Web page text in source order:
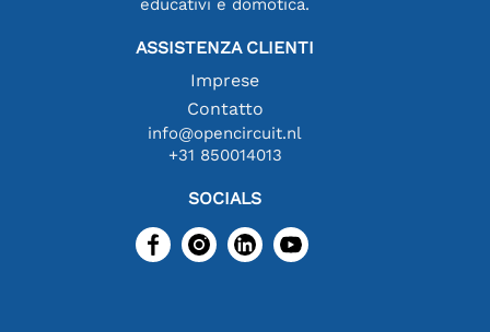
ASSISTENZA CLIENTI
Imprese
Contatto
info@opencircuit.nl
+31 850014013
SOCIALS